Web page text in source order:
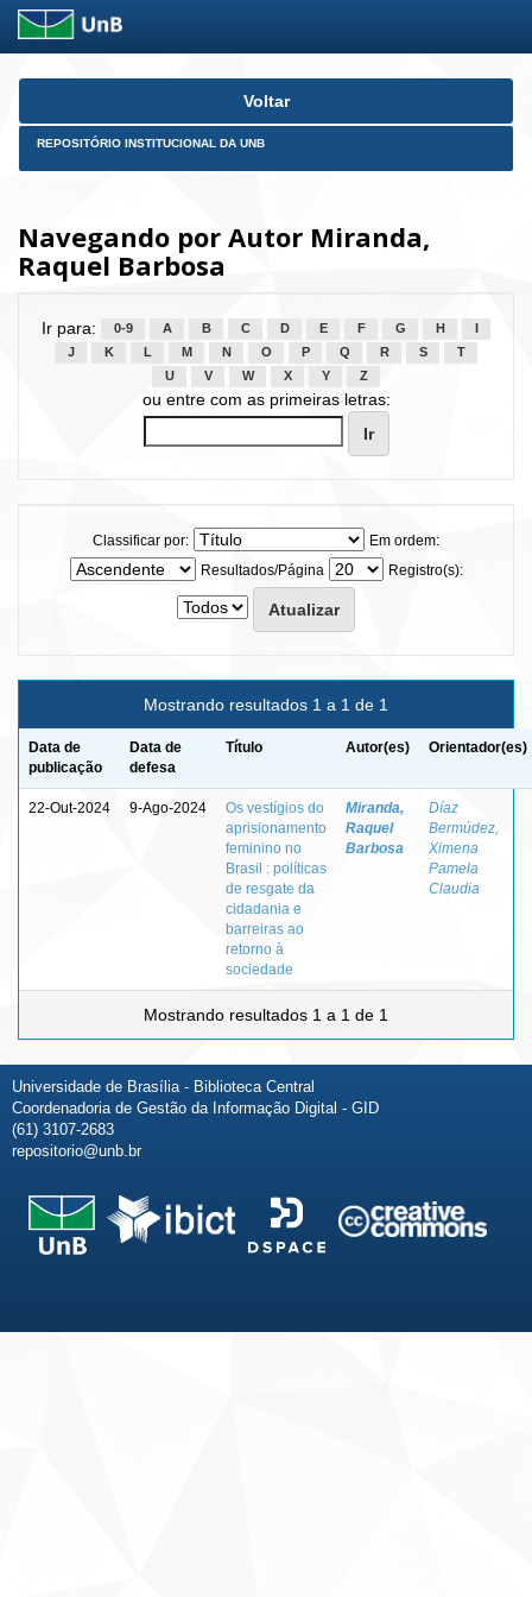
Skip
Voltar
REPOSITÓRIO INSTITUCIONAL DA UNB
Navegando por Autor Miranda,
Raquel Barbosa
Ir para: 0-9 A B C D E F G H
J
K L M N O P Q R S
T
U
V W X Y Z
ou entre com as primeiras letras:
Classificar por:
Em ordem:
Resultados/Página
Registro(s):
Mostrando resultados 1 a 1 de 1
Data de
publicação
Data de
defesa
Título Autor(es) Orientador(es)
22-Out-2024 9-Ago-2024
Os vestígios do
aprisionamento
feminino no
Brasil : políticas
de resgate da
cidadania e
barreiras ao
retorno à
sociedade
Miranda,
Raquel
Barbosa
Díaz
Bermúdez,
Ximena
Pamela
Claudia
Mostrando resultados 1 a 1 de 1
Universidade de Brasília - Biblioteca Central
Coordenadoria de Gestão da Informação Digital - GID
(61) 3107-2683
repositorio@unb.br